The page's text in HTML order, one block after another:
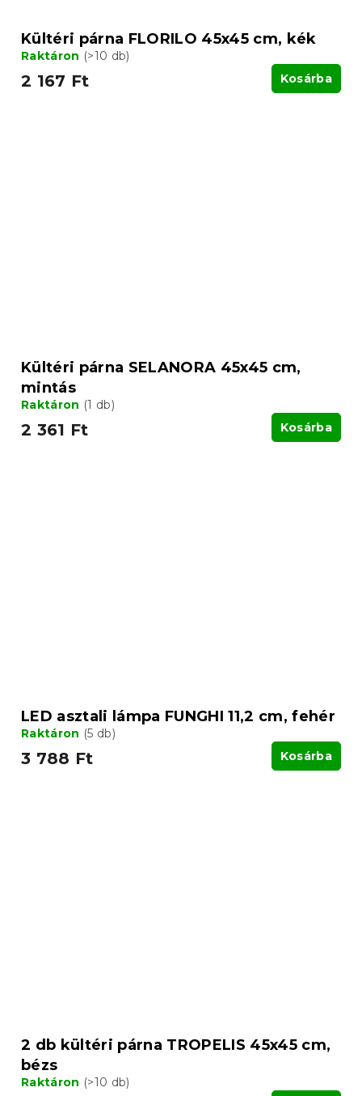
Kültéri párna FLORILO 45x45 cm, kék
Raktáron (>10 db)
2 167 Ft Kosárba
Kültéri párna SELANORA 45x45 cm,
mintás
Raktáron (1 db)
2 361 Ft Kosárba
LED asztali lámpa FUNGHI 11,2 cm, fehér
Raktáron (5 db)
3 788 Ft Kosárba
2 db kültéri párna TROPELIS 45x45 cm,
bézs
Raktáron (>10 db)